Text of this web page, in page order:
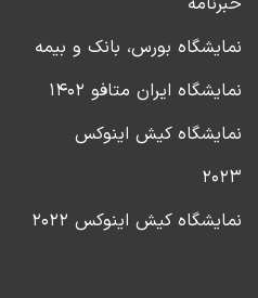
نمایشگاه بورس، بانک و بیمه
نمایشگاه ایران متافو ۱۴۰۲
نمایشگاه کیش اینوکس
۲۰۲۳
نمایشگاه کیش اینوکس ۲۰۲۲